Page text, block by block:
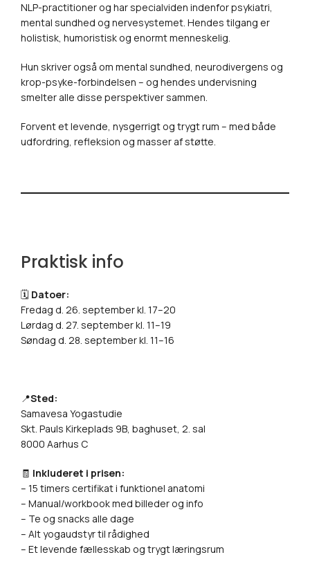
NLP-practitioner og har specialviden indenfor psykiatri,
mental sundhed og nervesystemet. Hendes tilgang er
holistisk, humoristisk og enormt menneskelig.
Hun skriver også om mental sundhed, neurodivergens og
krop-psyke-forbindelsen – og hendes undervisning
smelter alle disse perspektiver sammen.
Forvent et levende, nysgerrigt og trygt rum – med både
udfordring, refleksion og masser af støtte.
Praktisk info
🗓 Datoer:
Fredag d. 26. september kl. 17–20
Lørdag d. 27. september kl. 11–19
Søndag d. 28. september kl. 11–16
📍Sted:
Samavesa Yogastudie
Skt. Pauls Kirkeplads 9B, baghuset, 2. sal
8000 Aarhus C
🧾 Inkluderet i prisen:
– 15 timers certifikat i funktionel anatomi
– Manual/workbook med billeder og info
– Te og snacks alle dage
– Alt yogaudstyr til rådighed
– Et levende fællesskab og trygt læringsrum